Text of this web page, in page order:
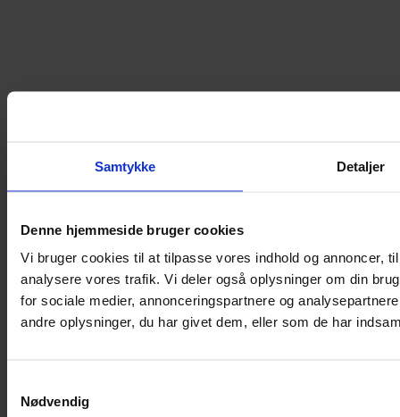
Samtykke Detaljer
Denne hjemmeside bruger cookies
Vi bruger cookies til at tilpasse vores indhold og annoncer,
analysere vores trafik. Vi deler også oplysninger om din
for sociale medier, annonceringspartnere og
andre oplysninger, du har givet dem, eller som de har
Nødvendig